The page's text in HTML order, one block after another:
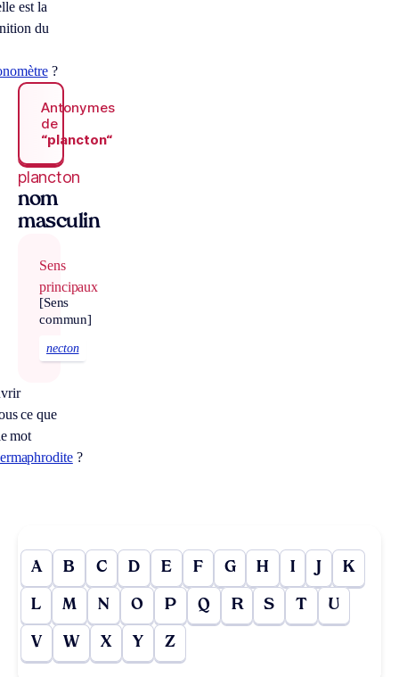
est la
du
?
Antonymes
de
“plancton“
plancton
nom
masculin
Sens
principaux
[Sens
commun]
necton
ce que
mot
?
A B C D E F G H I J K
L M N O P Q R S T U
V W X Y Z